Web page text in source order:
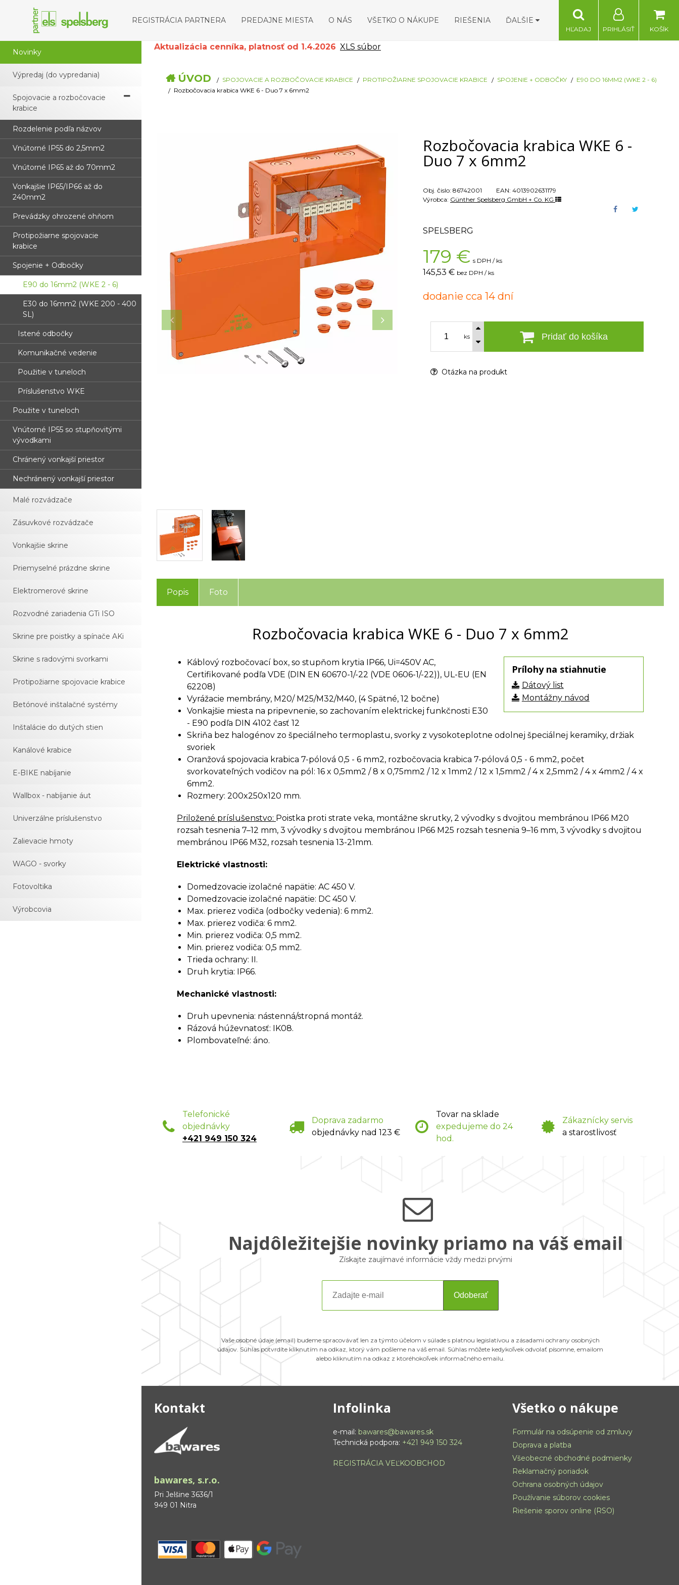
REGISTRÁCIA PARTNERA PREDAJNE MIESTA O NÁS VŠETKO O NÁKUPE RIEŠENIA ĎALŠIE
KOŠÍK
PRIHLÁSIŤ
HĽADAJ
Novinky
Výpredaj (do vypredania)
Spojovacie a rozbočovacie
krabice
Rozdelenie podľa názvov
Vnútorné IP55 do 2,5mm2
Vnútorné IP65 až do 70mm2
Vonkajšie IP65/IP66 až do
240mm2
Prevádzky ohrozené ohňom
Protipožiarne spojovacie
krabice
Spojenie + Odbočky
E90 do 16mm2 (WKE 2 - 6)
E30 do 16mm2 (WKE 200 - 400
SL)
Istené odbočky
Komunikačné vedenie
Použitie v tuneloch
Príslušenstvo WKE
Použite v tuneloch
Vnútorné IP55 so stupňovitými
vývodkami
Chránený vonkajší priestor
Nechránený vonkajší priestor
Malé rozvádzače
Zásuvkové rozvádzače
Vonkajšie skrine
Priemyselné prázdne skrine
Elektromerové skrine
Rozvodné zariadenia GTi ISO
Skrine pre poistky a spínače AKi
Skrine s radovými svorkami
Protipožiarne spojovacie krabice
Betónové inštalačné systémy
Inštalácie do dutých stien
Kanálové krabice
E-BIKE nabíjanie
Wallbox - nabíjanie áut
Univerzálne príslušenstvo
Zalievacie hmoty
WAGO - svorky
Fotovoltika
Výrobcovia
Aktualizácia cenníka, platnosť od 1.4.2026 XLS súbor
ÚVOD SPOJOVACIE A ROZBOČOVACIE KRABICE PROTIPOŽIARNE SPOJOVACIE KRABICE SPOJENIE + ODBOČKY
E90 DO 16MM2 (WKE 2 - 6)
Rozbočovacia krabica WKE 6 - Duo 7 x 6mm2
Rozbočovacia krabica WKE 6 -
Duo 7 x 6mm2
Obj. čislo: 86742001 EAN: 4013902631179
Výrobca: Günther Spelsberg GmbH + Co. KG
SPELSBERG
179 € s DPH / ks
145,53 € bez DPH / ks
dodanie cca 14 dní
ks Pridať do košíka
Otázka na produkt
Popis Foto
Rozbočovacia krabica WKE 6 - Duo 7 x 6mm2
Prílohy na stiahnutie
Dátový list
Montážny návod
Káblový rozbočovací box, so stupňom krytia IP66, Ui=450V AC,
Certifikované podľa VDE (DIN EN 60670-1/-22 (VDE 0606-1/-22)), UL-EU (EN
62208)
Vyrážacie membrány, M20/ M25/M32/M40, (4 Spätné, 12 bočne)
Vonkajšie miesta na pripevnenie, so zachovaním elektrickej funkčnosti E30
- E90 podľa DIN 4102 časť 12
Skriňa bez halogénov zo špeciálneho termoplastu, svorky z vysokoteplotne odolnej špeciálnej keramiky, držiak
svoriek
Oranžová spojovacia krabica 7-pólová 0,5 - 6 mm2, rozbočovacia krabica 7-pólová 0,5 - 6 mm2, počet
svorkovateľných vodičov na pól: 16 x 0,5mm2 / 8 x 0,75mm2 / 12 x 1mm2 / 12 x 1,5mm2 / 4 x 2,5mm2 / 4 x 4mm2 / 4 x
6mm2.
Rozmery: 200x250x120 mm.
Priložené príslušenstvo: Poistka proti strate veka, montážne skrutky, 2 vývodky s dvojitou membránou IP66 M20
rozsah tesnenia 7–12 mm, 3 vývodky s dvojitou membránou IP66 M25 rozsah tesnenia 9–16 mm, 3 vývodky s dvojitou
membránou IP66 M32, rozsah tesnenia 13-21mm.
Elektrické vlastnosti:
Domedzovacie izolačné napätie: AC 450 V.
Domedzovacie izolačné napätie: DC 450 V.
Max. prierez vodiča (odbočky vedenia): 6 mm2.
Max. prierez vodiča: 6 mm2.
Min. prierez vodiča: 0,5 mm2.
Min. prierez vodiča: 0,5 mm2.
Trieda ochrany: II.
Druh krytia: IP66.
Mechanické vlastnosti:
Druh upevnenia: nástenná/stropná montáž.
Rázová húževnatosť: IK08.
Plombovateľné: áno.
Telefonické
objednávky
+421 949 150 324
Doprava zadarmo
objednávky nad 123 €
Tovar na sklade
expedujeme do 24
hod.
Zákaznícky servis
a starostlivosť
Najdôležitejšie novinky priamo na váš email
Získajte zaujímavé informácie vždy medzi prvými
Odoberať
Vaše osobné údaje (email) budeme spracovávať len za týmto účelom v súlade s platnou legislatívou a zásadami ochrany osobných
údajov. Súhlas potvrdíte kliknutím na odkaz, ktorý vám pošleme na váš email. Súhlas môžete kedykoľvek odvolať písomne, emailom
alebo kliknutím na odkaz z ktoréhokoľvek informačného emailu.
Kontakt
bawares, s.r.o.
Pri Jelšine 3636/1
949 01 Nitra
Infolinka
e-mail: bawares@bawares.sk
Technická podpora: +421 949 150 324
REGISTRÁCIA VEĽKOOBCHOD
Všetko o nákupe
Formulár na odsúpenie od zmluvy
Doprava a platba
Všeobecné obchodné podmienky
Reklamačný poriadok
Ochrana osobných údajov
Používanie súborov cookies
Riešenie sporov online (RSO)